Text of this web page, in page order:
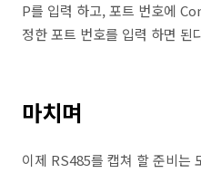
P를 입력 하고, 포트 번호에
정한 포트 번호를 입력 하면 된
마치며
이제 RS485를 캡쳐 할 준비는